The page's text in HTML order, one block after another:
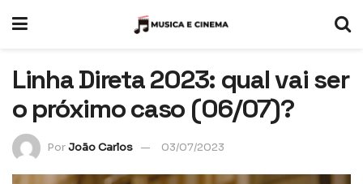
Linha Direta 2023: qual vai ser
o próximo caso (06/07)?
PorJoão Carlos 03/07/2023